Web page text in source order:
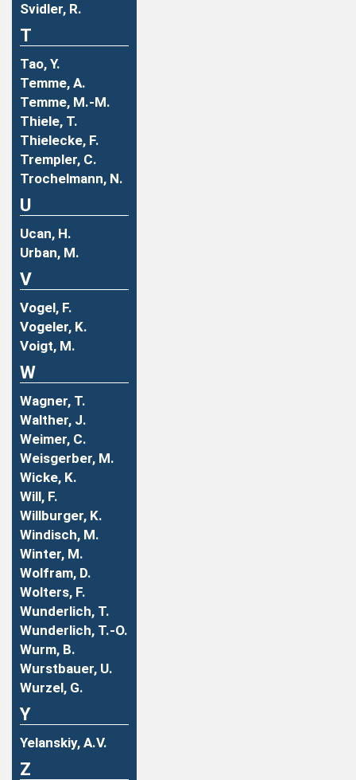
Svidler, R.
T
Tao, Y.
Temme, A.
Temme, M.-M.
Thiele, T.
Thielecke, F.
Trempler, C.
Trochelmann, N.
U
Ucan, H.
Urban, M.
V
Vogel, F.
Vogeler, K.
Voigt, M.
W
Wagner, T.
Walther, J.
Weimer, C.
Weisgerber, M.
Wicke, K.
Will, F.
Willburger, K.
Windisch, M.
Winter, M.
Wolfram, D.
Wolters, F.
Wunderlich, T.
Wunderlich, T.-O.
Wurm, B.
Wurstbauer, U.
Wurzel, G.
Y
Yelanskiy, A.V.
Z